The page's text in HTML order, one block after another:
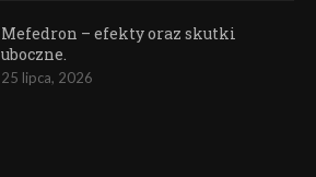
Mefedron – efekty oraz skutki
uboczne.
25 lipca, 2026